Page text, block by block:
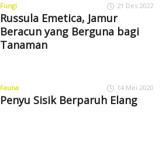
Fungi 21 Des 2022
Russula Emetica, Jamur
Beracun yang Berguna bagi
Tanaman
Fauna 14 Mei 2020
Penyu Sisik Berparuh Elang